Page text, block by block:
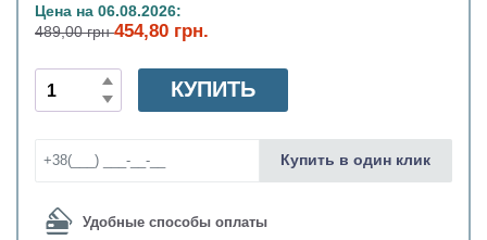
Цена на 06.08.2026:
489,00 грн454,80 грн.
Удобные способы оплаты
КУПИТЬ
Купить в один клик